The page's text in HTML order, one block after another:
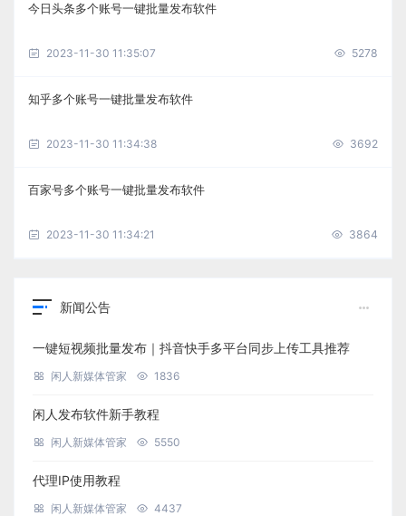
今日头条多个账号一键批量发布软件
2023-11-30 11:35:07 5278
知乎多个账号一键批量发布软件
2023-11-30 11:34:38 3692
百家号多个账号一键批量发布软件
2023-11-30 11:34:21 3864
新闻公告
一键短视频批量发布｜抖音快手多平台同步上传工具推荐
闲人新媒体管家 1836
闲人发布软件新手教程
闲人新媒体管家 5550
代理IP使用教程
闲人新媒体管家 4437